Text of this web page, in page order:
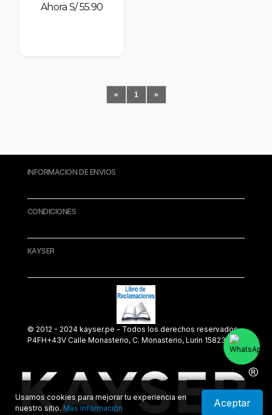
Usamos cookies para mejorar tu experiencia en
nuestro sitio.Más información Aceptar
S/ 55.90
« 1 »
INFORMACION DE ENVIOS
CONDICIONES
KAYSER
© 2012 - 2024 kayser.pe - Todos los derechos reservados.
P4FH+43V Calle Monasterio, C. Monasterio, Lurín 15823